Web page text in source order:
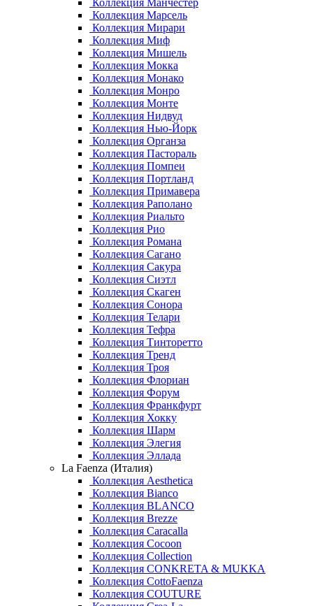
Коллекция Манчестер
Коллекция Марсель
Коллекция Мирари
Коллекция Миф
Коллекция Мишель
Коллекция Мокка
Коллекция Монако
Коллекция Монро
Коллекция Монте
Коллекция Нидвуд
Коллекция Нью-Йорк
Коллекция Органза
Коллекция Пастораль
Коллекция Помпеи
Коллекция Портланд
Коллекция Примавера
Коллекция Раполано
Коллекция Риальто
Коллекция Рио
Коллекция Романа
Коллекция Сагано
Коллекция Сакура
Коллекция Сиэтл
Коллекция Скаген
Коллекция Сонора
Коллекция Телари
Коллекция Тефра
Коллекция Тинторетто
Коллекция Тренд
Коллекция Троя
Коллекция Флориан
Коллекция Форум
Коллекция Франкфурт
Коллекция Хокку
Коллекция Шарм
Коллекция Элегия
Коллекция Эллада
La Faenza (Италия)
Коллекция Aesthetica
Коллекция Bianco
Коллекция BLANCO
Коллекция Brezze
Коллекция Caracalla
Коллекция Cocoon
Коллекция Collection
Коллекция CONKRETA & MUKKA
Коллекция CottoFaenza
Коллекция COUTURE